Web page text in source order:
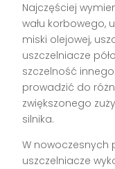
Najczęściej
wału korbowego,
miski olejowej,
uszczelniacze
szczelność
prowadzić do
zwiększonego
silnika.
W nowoczesnych
uszczelniacze